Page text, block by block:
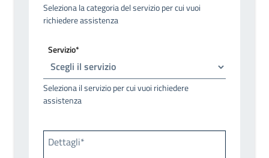
Seleziona la categoria del servizio per cui vuoi
richiedere assistenza
Servizio*
Seleziona il servizio per cui vuoi richiedere
assistenza
Dettagli*